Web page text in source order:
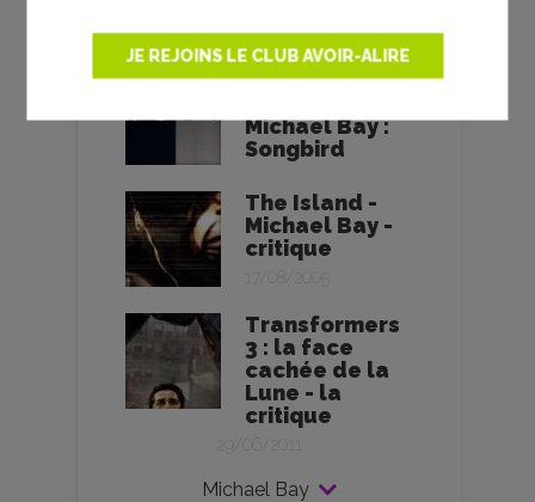
JE REJOINS LE CLUB AVOIR-ALIRE
30/03/2016
L’inspiration
Michael Bay :
Songbird
The Island -
Michael Bay -
critique
17/08/2005
Transformers
3 : la face
cachée de la
Lune - la
critique
Michael Bay